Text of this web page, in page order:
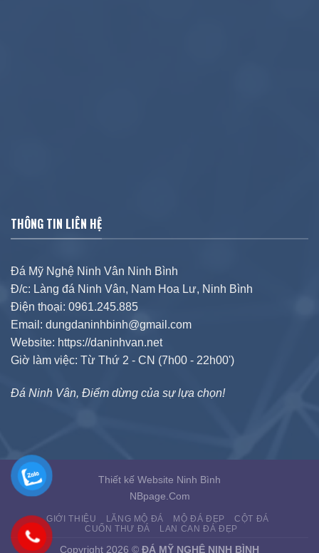
THÔNG TIN LIÊN HỆ
Đá Mỹ Nghệ Ninh Vân Ninh Bình
Đ/c: Làng đá Ninh Vân, Nam Hoa Lư, Ninh Bình
Điện thoại: 0961.245.885
Email: dungdaninhbinh@gmail.com
Website: https://daninhvan.net
Giờ làm việc: Từ Thứ 2 - CN (7h00 - 22h00')
Đá Ninh Vân, Điểm dừng của sự lựa chọn!
Thiết kế Website Ninh Bình
NBpage.Com
GIỚI THIỆU LĂNG MỘ ĐÁ MỘ ĐÁ ĐẸP
CỘT ĐÁ
CUỐN THƯ ĐÁ
LAN CAN ĐÁ ĐẸP
Copyright 2026 © ĐÁ MỸ NGHỆ NINH BÌNH